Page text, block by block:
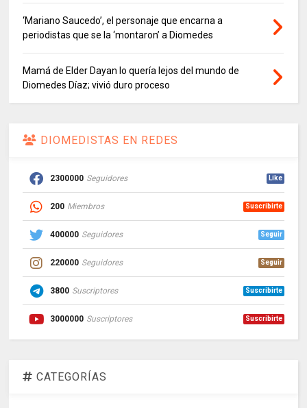
‘Mariano Saucedo’, el personaje que encarna a
periodistas que se la ‘montaron’ a Diomedes
Mamá de Elder Dayan lo quería lejos del mundo de
Diomedes Díaz; vivió duro proceso
DIOMEDISTAS EN REDES
2300000 Seguidores Like
200 Miembros Suscribirte
400000 Seguidores Seguir
220000 Seguidores Seguir
3800 Suscriptores Suscribirte
3000000 Suscriptores Suscribirte
CATEGORÍAS